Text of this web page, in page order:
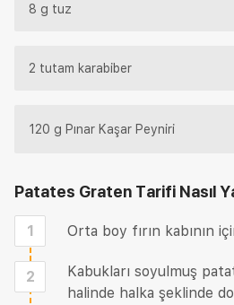
8 g tuz
2 tutam karabiber
120 g Pınar Kaşar Peyniri
Patates Graten Tarifi Nasıl
1 Orta boy fırın kabının
2
Kabukları soyulmuş
halinde halka şeklinde